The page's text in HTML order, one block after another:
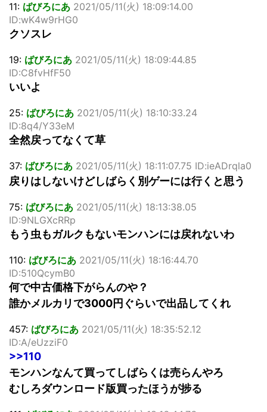
11: ばびろにあ 2021/05/11(火) 18:09:14.00
ID:wK4w9rHG0
クソスレ
19: ばびろにあ 2021/05/11(火) 18:09:44.85
ID:C8fvHfF50
いいよ
25: ばびろにあ 2021/05/11(火) 18:10:33.24
ID:8q4/Y33eM
全然戻ってなくて草
37: ばびろにあ 2021/05/11(火) 18:11:07.75 ID:ieADrqla0
戻りはしないけどしばらく別ゲーには行くと思う
75: ばびろにあ 2021/05/11(火) 18:13:38.05
ID:9NLGXcRRp
もう虫もガルクもないモンハンには戻れないわ
110: ばびろにあ 2021/05/11(火) 18:16:44.70
ID:510QcymB0
何で中古価格下がらんのや？
誰かメルカリで3000円ぐらいで出品してくれ
457: ばびろにあ 2021/05/11(火) 18:35:52.12
ID:A/eUzziF0
>>110
モンハンなんて買ってしばらくは売らんやろ
むしろダウンロード版買ったほうが捗る